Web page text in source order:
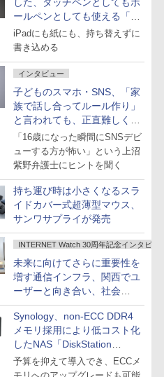
ールペンとしても使える「ス
タイラスツーウェイ」発売
iPadにも紙にも、持ち替えずに
書き込める
インタビュー
子どものスマホ・SNS、「家
族で話し合ってルール作り」
と言われても、正直難しくな
いですか？
「16歳になった瞬間にSNSデビ
ューする方が怖い」という上沼
紫野弁護士にヒントを聞く
持ち運び時は小さくなるスラ
イドカバー式超薄型マウス、
サンワサプライが発売
INTERNET Watch 30周年記念インタビュー
未来に向けてさらに重要性を
増す通信インフラ、関西でユ
ーザーと向き合い、社会
の“あたらしい”を起動し続け
る～オプテージ
Synology、non-ECC DDR4
メモリ採用により低コスト化
したNAS「DiskStation
neo+」シリーズ
予算を抑えて導入でき、ECCメ